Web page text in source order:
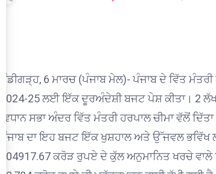
ਚੰਡੀਗੜ੍ਹ, 6 ਮਾਰਚ (ਪੰਜਾਬ ਮੇਲ)- ਪੰਜਾਬ ਦੇ ਵਿੱਤ
2024-25 ਲਈ ਇੱਕ ਦੂਰਅੰਦੇਸ਼ੀ ਬਜਟ ਪੇਸ਼ ਕੀਤਾ। 2
ਵਿਧਾਨ ਸਭਾ ਅੰਦਰ ਵਿੱਤ ਮੰਤਰੀ ਹਰਪਾਲ ਚੀਮਾ ਵੱਲੋਂ
ਪੰਜਾਬ ਦਾ ਇਹ ਬਜਟ ਇੱਕ ਖੁਸ਼ਹਾਲ ਅਤੇ ਉੱਜਵਲ
204917.67 ਕਰੋੜ ਰੁਪਏ ਦੇ ਕੁੱਲ ਅਨੁਮਾਨਿਤ ਖਰਚੇ